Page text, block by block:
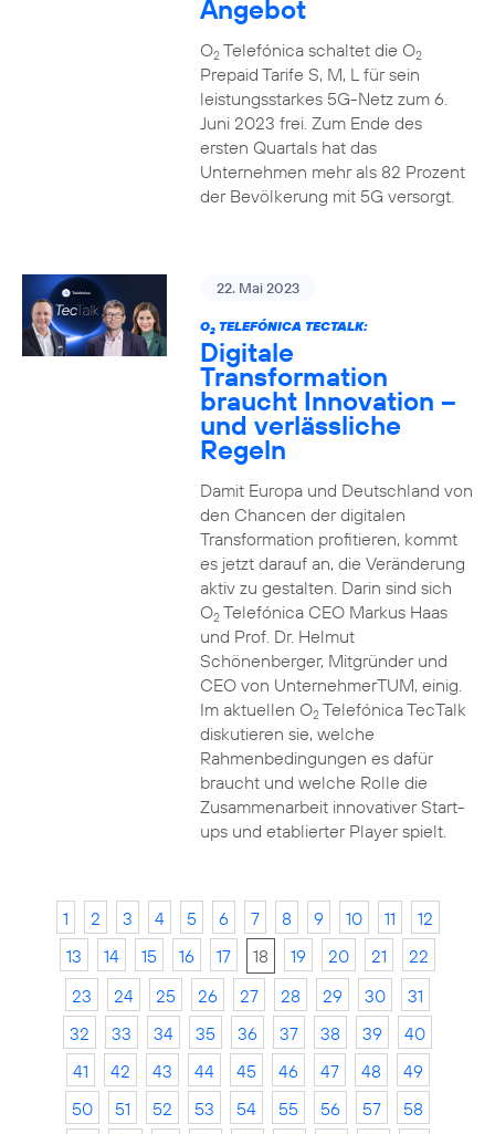
Angebot
O2Telefónica schaltet die O2
Prepaid Tarife S, M, L für sein
leistungsstarkes 5G-Netz zum 6.
Juni 2023 frei. Zum Ende des
ersten Quartals hat das
Unternehmen mehr als 82 Prozent
der Bevölkerung mit 5G versorgt.
22. Mai 2023
O2TELEFÓNICA TECTALK:
Digitale
Transformation
braucht Innovation –
und verlässliche
Regeln
Damit Europa und Deutschland von
den Chancen der digitalen
Transformation profitieren, kommt
es jetzt darauf an, die Veränderung
aktiv zu gestalten. Darin sind sich
O2Telefónica CEO Markus Haas
und Prof. Dr. Helmut
Schönenberger, Mitgründer und
CEO von UnternehmerTUM, einig.
Im aktuellen O2Telefónica TecTalk
diskutieren sie, welche
Rahmenbedingungen es dafür
braucht und welche Rolle die
Zusammenarbeit innovativer Start-
ups und etablierter Player spielt.
1 2 3 4 5 6 7 8 9 10 11
12
13
14 15 16 17 18 19 20 21
22
23
24 25 26 27 28 29 30
31
32
33 34 35 36 37 38 39
40
41
42 43 44 45 46 47 48
49
50
51 52 53 54 55 56 57
58